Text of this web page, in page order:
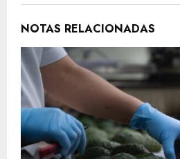
NOTAS RELACIONADAS